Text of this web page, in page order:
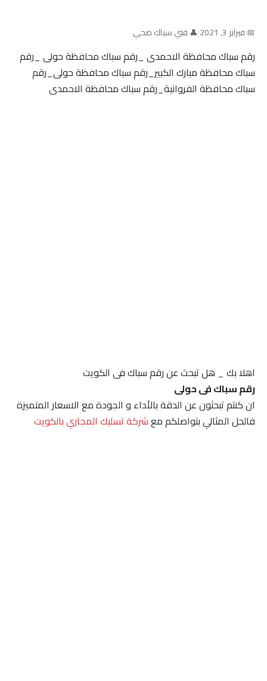
📅 فبراير 3, 2021 |👤 فني سباك صحي
رقم سباك محافظة الاحمدى _رقم سباك محافظة حولى _رقم
سباك محافظة مبارك الكبير_رقم سباك محافظة حولى_رقم
سباك محافظة الفروانية_رقم سباك محافظة الاحمدى
اهلا بك _ هل تبحث عن رقم سباك فى الكويت
رقم سباك فى حولى
ان كنتم تبحثون عن الدقة بالأداء و الجودة مع الاسعار المتميزة
فالحل المثالي بتواصلكم معشركة تسليك المجاري بالكويت